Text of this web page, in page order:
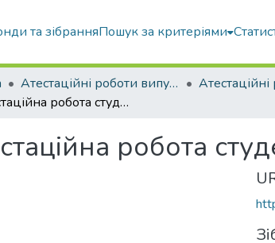
та зібранняПошук за критеріями
Атестаційні роботи випускників
Атестаційна робота студента Коваленка Владислава Васильовича
робота